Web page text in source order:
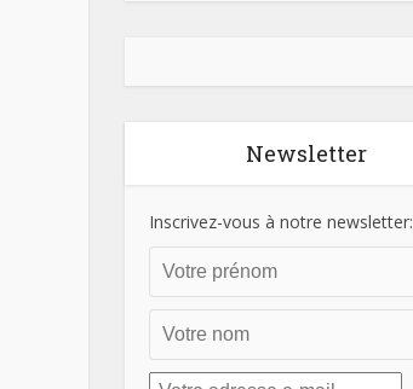
Newsletter
Inscrivez-vous à notre newsletter: